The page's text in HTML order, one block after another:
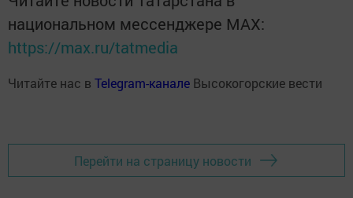
национальном мессенджере MАХ:
https://max.ru/tatmedia
Читайте нас в Telegram-канале Высокогорские вести
Перейти на страницу новости